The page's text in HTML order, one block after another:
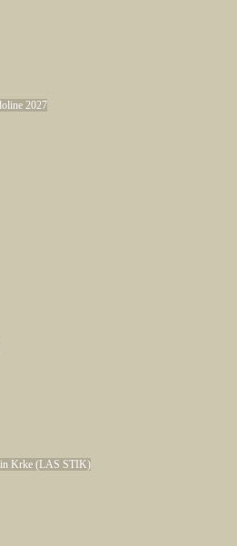
2027
in Krke (LAS STIK)